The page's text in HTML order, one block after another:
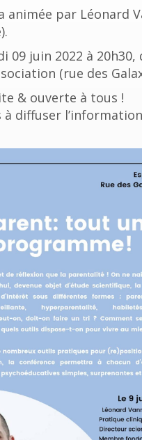
animée par Léonard
09 juin 2022 à 20h30,
(rue des
& ouverte à tous !
à diffuser